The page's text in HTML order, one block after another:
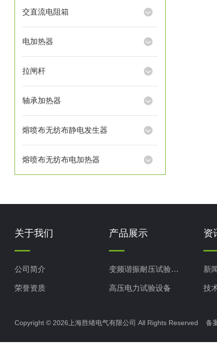
交直流电阻箱
电加热器
拉闸杆
轴承加热器
熔喷布无纺布静电发生器
熔喷布无纺布电加热器
关于我们
公司简介
荣誉资质
产品展示
变频谐振耐压试验装置
高压电力试验设备
防雷检测仪器设备
资
新
技
Copyright © 2026上海胜绪电气有限公司 All Rights Reserved 备